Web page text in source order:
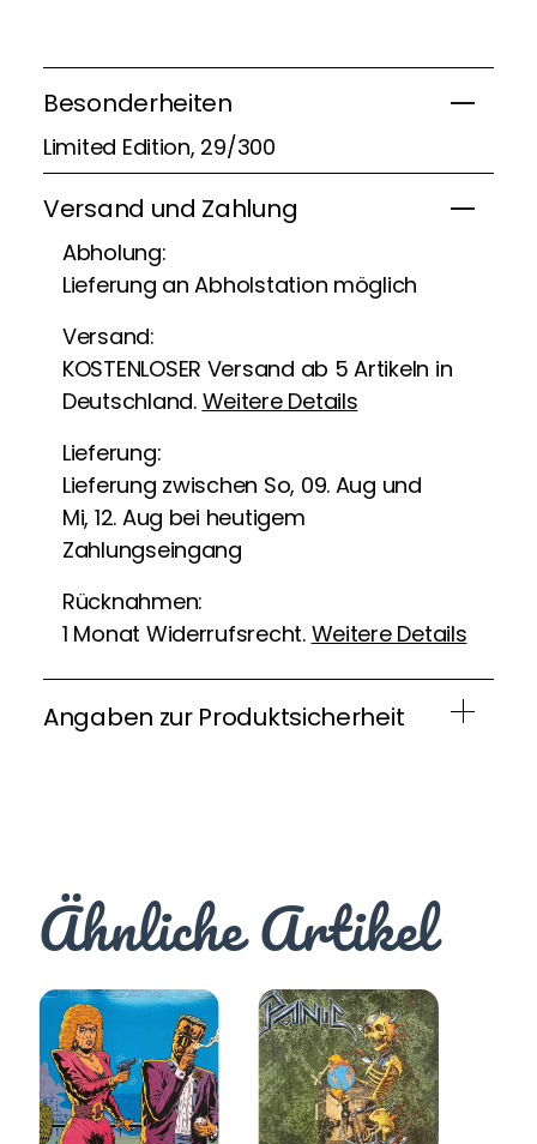
Besonderheiten
Limited Edition, 29/300
Versand und Zahlung
Abholung:
Lieferung an Abholstation möglich
Versand:
KOSTENLOSER Versand ab 5 Artikeln in
Deutschland. Weitere Details
Lieferung:
Lieferung zwischen So, 09. Aug und
Mi, 12. Aug bei heutigem
Zahlungseingang
Rücknahmen:
1 Monat Widerrufsrecht. Weitere Details
Angaben zur Produktsicherheit
Ähnliche Artikel